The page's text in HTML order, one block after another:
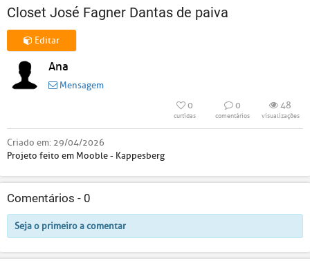
Closet José Fagner Dantas de paiva
Editar
Ana
Mensagem
0
curtidas
0
comentários
48
visualizações
Criado em: 29/04/2026
Projeto feito em Mooble - Kappesberg
Comentários - 0
Seja o primeiro a comentar